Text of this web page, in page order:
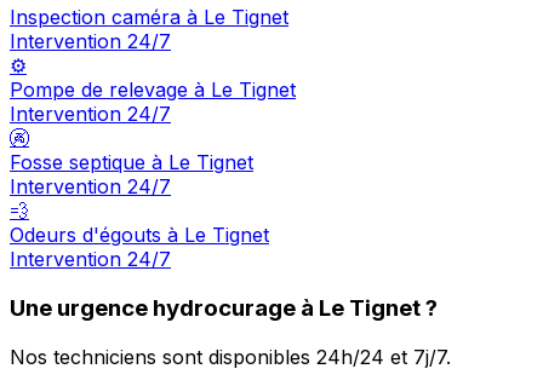
Inspection caméra à Le Tignet
Intervention 24/7
⚙️
Pompe de relevage à Le Tignet
Intervention 24/7
🚱
Fosse septique à Le Tignet
Intervention 24/7
💨
Odeurs d'égouts à Le Tignet
Intervention 24/7
Une urgence hydrocurage à Le Tignet ?
Nos techniciens sont disponibles 24h/24 et 7j/7.